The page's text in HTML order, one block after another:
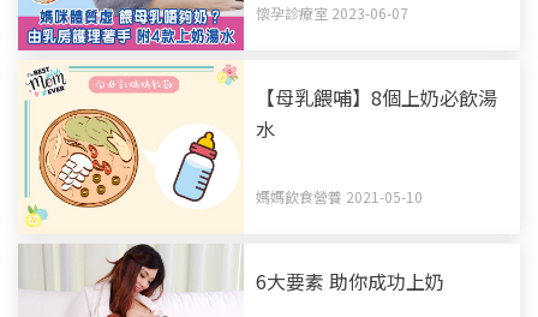
懷孕診療室 2023-06-07
【母乳餵哺】8個上奶必飲湯
水
媽媽飲食營養 2021-05-10
6大要素 助你成功上奶